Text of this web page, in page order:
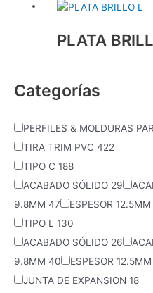
Categorías
PERFILES & MOLDURAS
TIRA TRIM PVC 422
TIPO C 188
ACABADO SÓLIDO 29
9.8MM 47 ESPESOR 12.5MM
TIPO L 130
ACABADO SÓLIDO 26
9.8MM 40 ESPESOR 12.5MM
JUNTA DE EXPANSION 18
PLATA